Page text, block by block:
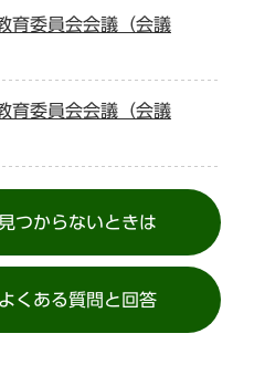
育委員会会議（会議
育委員会会議（会議
見つからないときは
よくある質問と回答